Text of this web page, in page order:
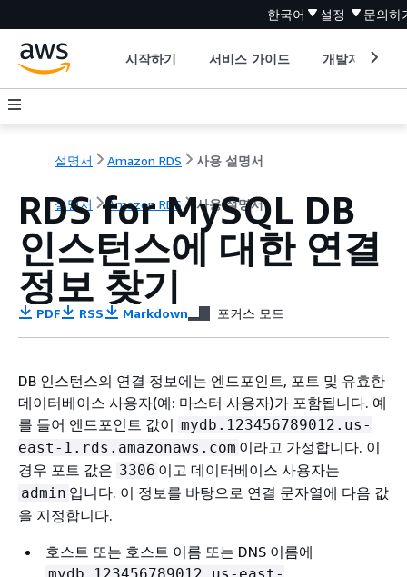
한국어 설정 문의하
시작하기 서비스 가이드 개발자 도구
설명서 Amazon RDS 사용 설명서
설명서 Amazon RDS 사용 설명서
RDS for MySQL DB
인스턴스에 대한 연결
정보 찾기
PDF RSS Markdown 포커스 모드
DB 인스턴스의 연결 정보에는 엔드포인트, 포트 및 유효한
데이터베이스 사용자(예: 마스터 사용자)가 포함됩니다. 예
를 들어 엔드포인트 값이 mydb.123456789012.us-
east-1.rds.amazonaws.com 이라고 가정합니다. 이
경우 포트 값은 3306 이고 데이터베이스 사용자는
admin 입니다. 이 정보를 바탕으로 연결 문자열에 다음 값
을 지정합니다.
호스트 또는 호스트 이름 또는 DNS 이름에